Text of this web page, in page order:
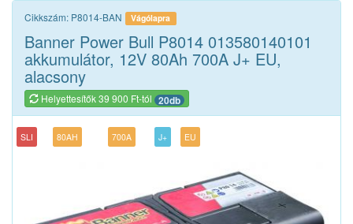
Cikkszám: P8014-BAN Vágólapra
Banner Power Bull P8014 013580140101
akkumulátor, 12V 80Ah 700A J+ EU,
alacsony
Helyettesítők 39 900 Ft-tól 20db
SLI 80AH 700A J+ EU